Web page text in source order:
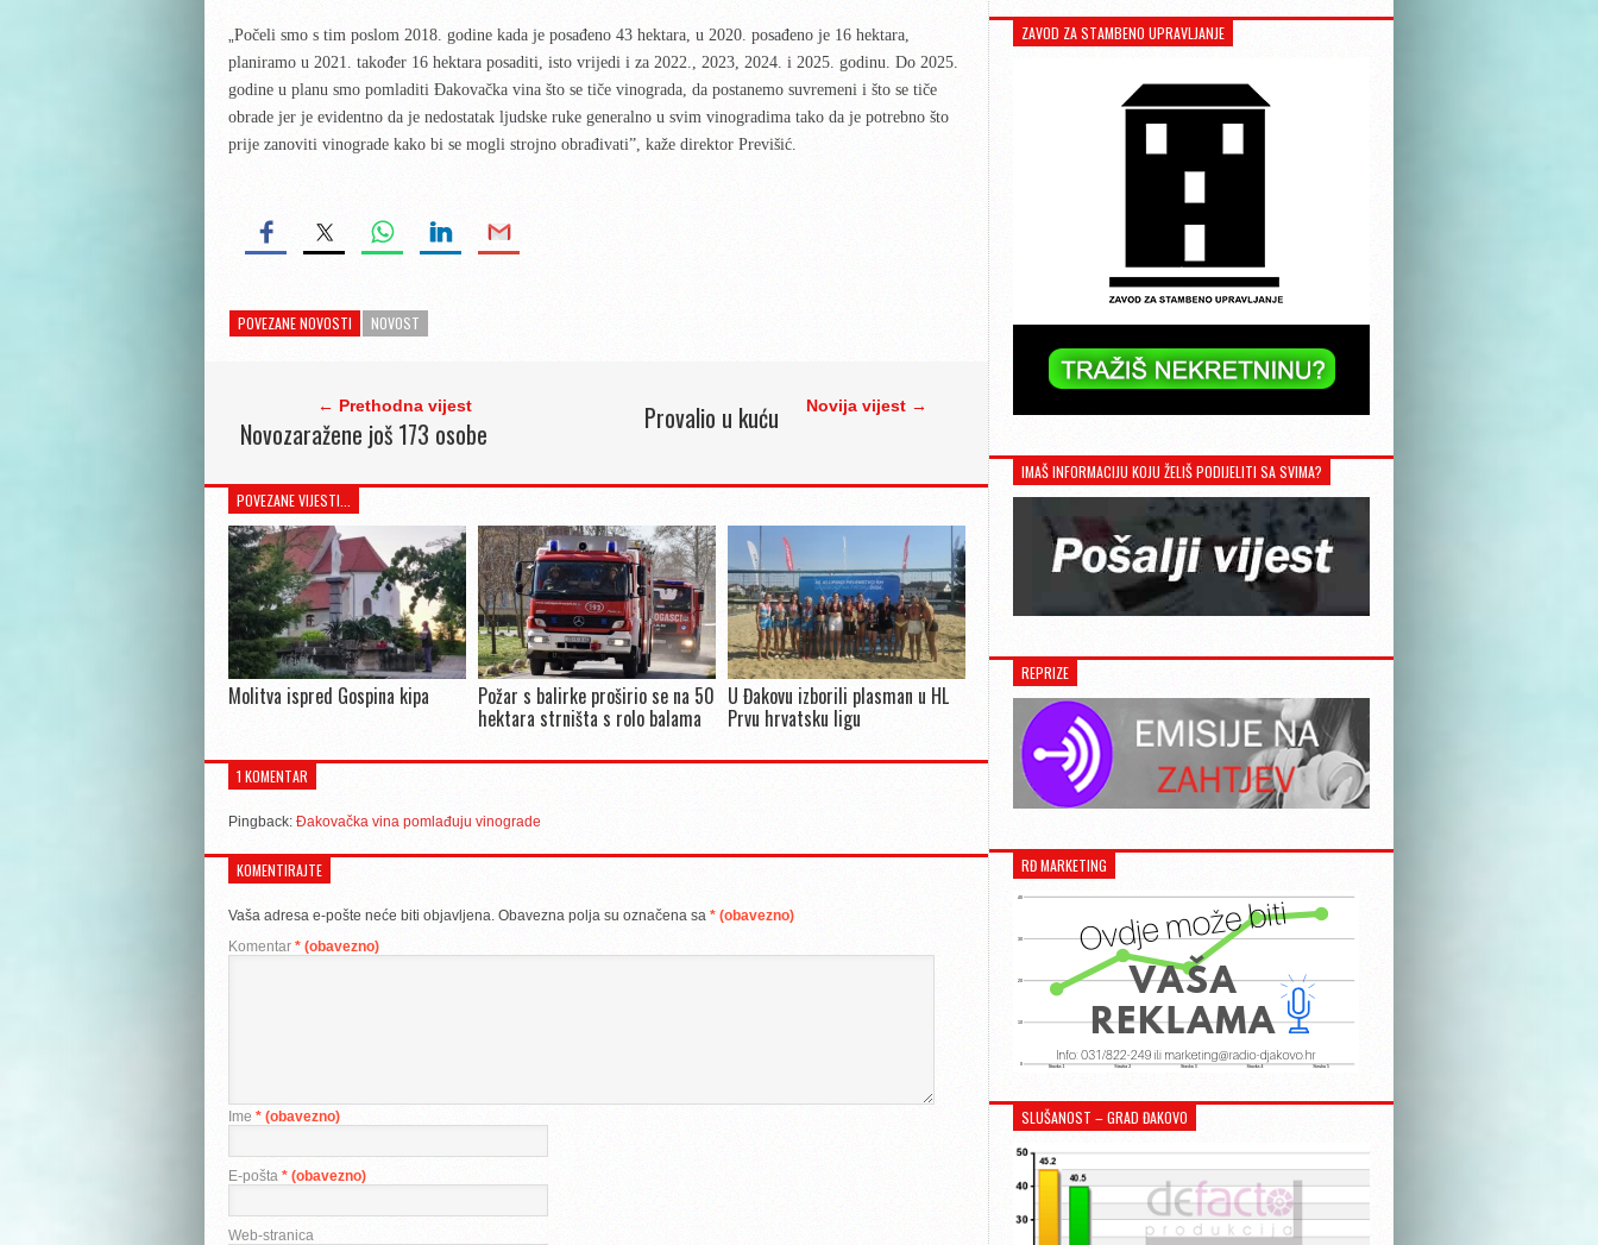
Počeli smo s tim poslom 2018. godine kada je posađeno 43 hektara, u 2020. posađeno je 16 hektara,
planiramo u 2021. također 16 hektara posaditi, isto vrijedi i za 2022., 2023, 2024. i 2025. godinu. Do 2025.
godine u planu smo pomladiti Đakovačka vina što se tiče vinograda, da postanemo suvremeni i što se tiče
obrade jer je evidentno da je nedostatak ljudske ruke generalno u svim vinogradima tako da je potrebno što
prije zanoviti vinograde kako bi se mogli strojno obrađivati”, kaže direktor Previšić.
POVEZANE NOVOSTI NOVOST
← Prethodna vijest
Novozaražene još 173 osobe
Novija vijest →
Provalio u kuću
POVEZANE VIJESTI...
Molitva ispred Gospina kipa Požar s balirke proširio se na 50
hektara strništa s rolo balama
U Đakovu izborili plasman u HL
Prvu hrvatsku ligu
1 KOMENTAR
Pingback: Đakovačka vina pomlađuju vinograde
KOMENTIRAJTE
Vaša adresa e-pošte neće biti objavljena. Obavezna polja su označena sa * (obavezno)
Komentar * (obavezno)
Ime * (obavezno)
E-pošta * (obavezno)
Web-stranica
ZAVOD ZA STAMBENO UPRAVLJANJE
IMAŠ INFORMACIJU KOJU ŽELIŠ PODIJELITI SA SVIMA?
REPRIZE
RĐ MARKETING
SLUŠANOST – GRAD ĐAKOVO